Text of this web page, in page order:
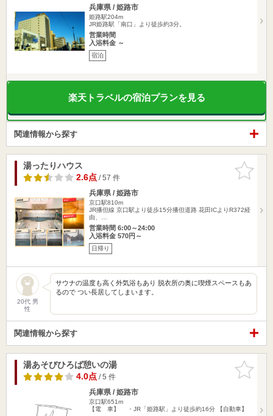
兵庫県 / 姫路市
姫路駅204m
JR姫路駅「南口」より徒歩約3分。
営業時間
入浴料金 ～
宿泊
楽天トラベルの宿泊プランを見る
関連情報から探す
お気に入
りに追加
湯ったりハウス
2.6点/ 57 件
兵庫県 / 姫路市
京口駅810m
JR播但線 京口駅より徒歩15分播但道路 花田ICよりR372経
由、…
営業時間 6:00～24:00
入浴料金 570円～
日帰り
20代 男
性
サウナの温度も高く外気浴もあり 脱衣所の奥に喫煙スペースもあ
るので つい長居してしまいます。
関連情報から探す
お気に入
りに追加
湯あそびひろば憩いの湯
4.0点/ 5 件
兵庫県 / 姫路市
京口駅651m
【電 車】 ・JR「姫路駅」より徒歩約16分 【自動車】